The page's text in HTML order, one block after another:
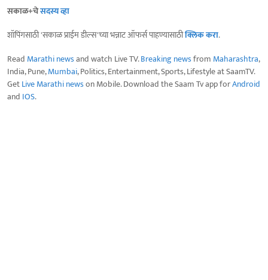
सकाळ+चेसदस्य व्हा
शॉपिंगसाठी 'सकाळ प्राईम डील्स'च्या भन्नाट ऑफर्स पाहण्यासाठीक्लिक करा.
Read Marathi newsand watch Live TV.Breaking newsfrom Maharashtra,
India, Pune,Mumbai, Politics, Entertainment, Sports, Lifestyle at SaamTV.
GetLive Marathi newson Mobile. Download the Saam Tv app forAndroid
and IOS.